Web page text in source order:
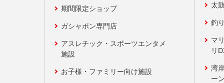
期間限定ショップ
ガシャポン専門店
アスレチック・スポーツエンタメ
施設
お子様・ファミリー向け施設
太
釣
マ
リ
湾
ー